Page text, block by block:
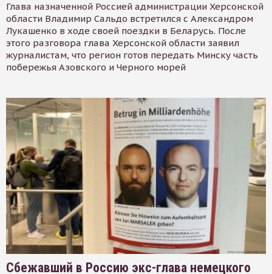
Глава назначенной Россией администрации Херсонской
области Владимир Сальдо встретился с Александром
Лукашенко в ходе своей поездки в Беларусь. После
этого разговора глава Херсонской области заявил
журналистам, что регион готов передать Минску часть
побережья Азовского и Черного морей
Сбежавший в Россию экс-глава немецкого